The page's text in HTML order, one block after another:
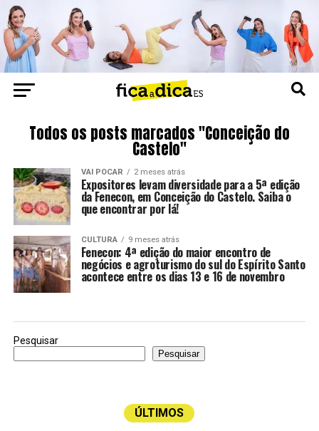
Todos os posts marcados "Conceição do
Castelo"
VAI POCAR 2 meses atrás
Expositores levam diversidade para a 5ª edição
da Fenecon, em Conceição do Castelo. Saiba o
que encontrar por lá!
CULTURA 9 meses atrás
Fenecon: 4ª edição do maior encontro de
negócios e agroturismo do sul do Espírito Santo
acontece entre os dias 13 e 16 de novembro
Pesquisar
Pesquisar
ÚLTIMOS